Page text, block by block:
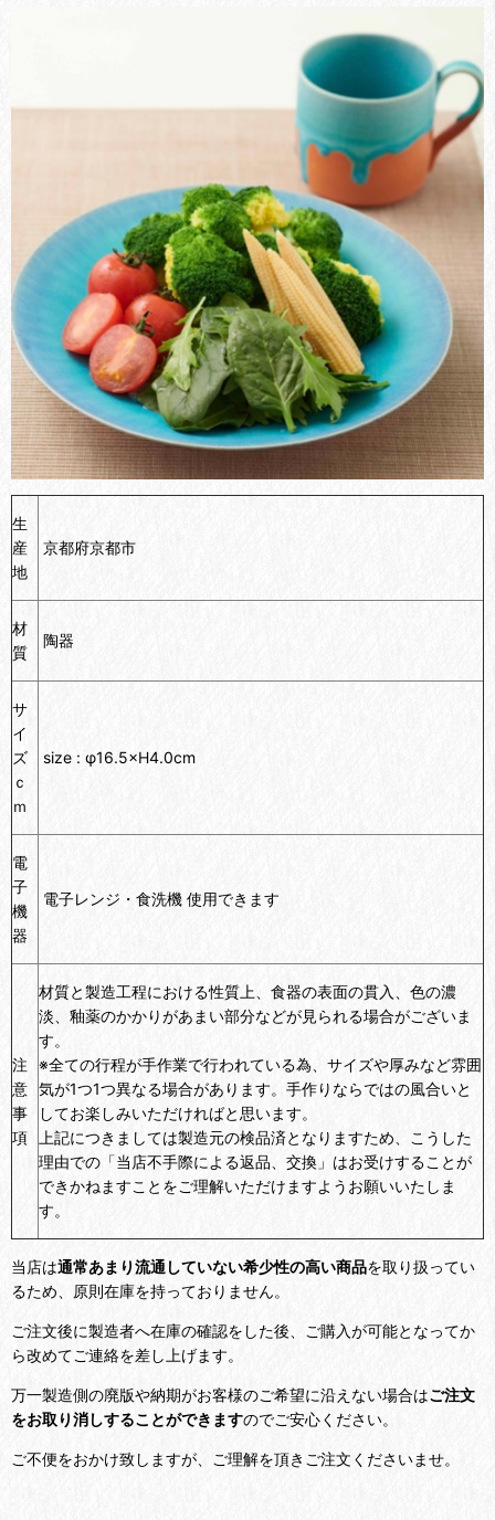
生
産
地
京都府京都市
材
質
陶器
サ
イ
ズ
ｃ
ｍ
size : φ16.5×H4.0cm
電
子
機
器
電子レンジ・食洗機 使用できます
注
意
事
項
材質と製造工程における性質上、食器の表面の貫入、色の濃
淡、釉薬のかかりがあまい部分などが見られる場合がございま
す。
※全ての行程が手作業で行われている為、サイズや厚みなど雰囲
気が1つ1つ異なる場合があります。手作りならではの風合いと
してお楽しみいただければと思います。
上記につきましては製造元の検品済となりますため、こうした
理由での「当店不手際による返品、交換」はお受けすることが
できかねますことをご理解いただけますようお願いいたしま
す。
当店は通常あまり流通していない希少性の高い商品を取り扱ってい
るため、原則在庫を持っておりません。
ご注文後に製造者へ在庫の確認をした後、ご購入が可能となってか
ら改めてご連絡を差し上げます。
万一製造側の廃版や納期がお客様のご希望に沿えない場合はご注文
をお取り消しすることができますのでご安心ください。
ご不便をおかけ致しますが、ご理解を頂きご注文くださいませ。